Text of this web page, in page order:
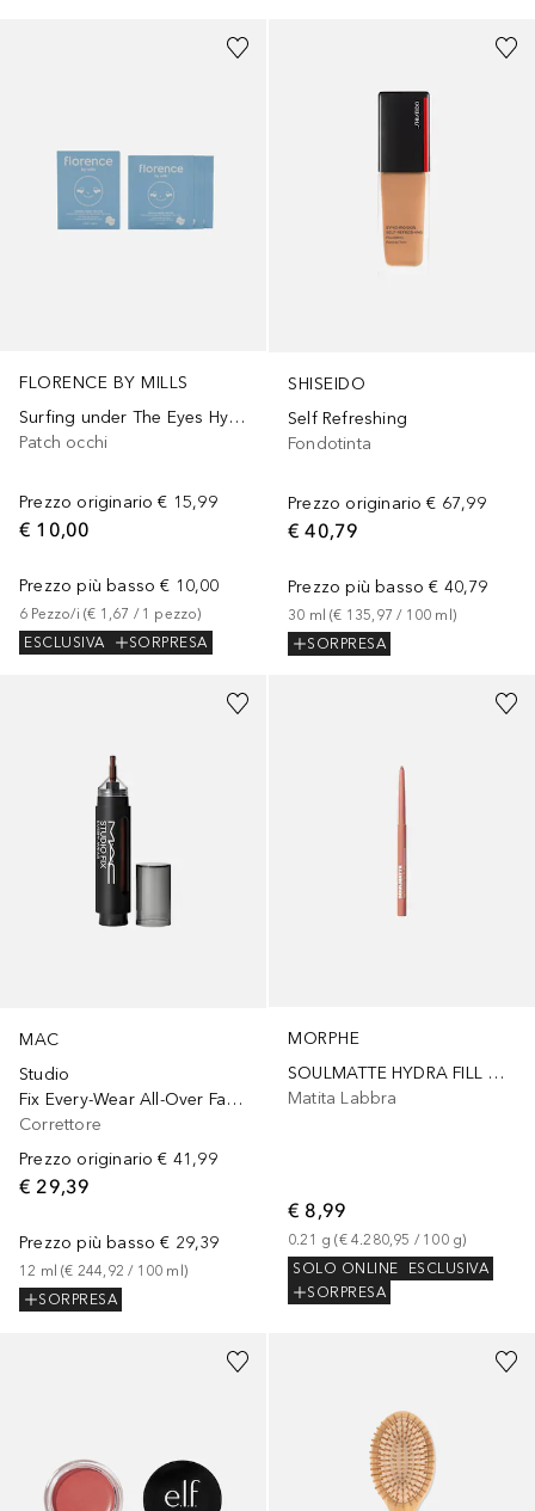
FLORENCE BY MILLS
Surfing under The Eyes Hydration Gel Pads
Patch occhi
Prezzo originario € 15,99
€ 10,00
Prezzo più basso € 10,00
6 Pezzo/i (€ 1,67 / 1 pezzo)
ESCLUSIVA
SORPRESA
SHISEIDO
Self Refreshing
Fondotinta
Prezzo originario € 67,99
€ 40,79
Prezzo più basso € 40,79
30 ml (€ 135,97 / 100 ml)
SORPRESA
MAC
Studio
Fix Every-Wear All-Over Face Pen
Correttore
Prezzo originario € 41,99
€ 29,39
Prezzo più basso € 29,39
12 ml (€ 244,92 / 100 ml)
SORPRESA
+20
MORPHE
SOULMATTE HYDRA FILL GEL LIP LINER COMPATIBLE
Matita Labbra
€ 8,99
0.21 g (€ 4.280,95 / 100 g)
SOLO ONLINE
ESCLUSIVA
SORPRESA
+1